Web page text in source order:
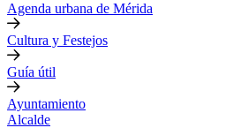
Agenda urbana de Mérida
Cultura y Festejos
Guía útil
Ayuntamiento
Alcalde